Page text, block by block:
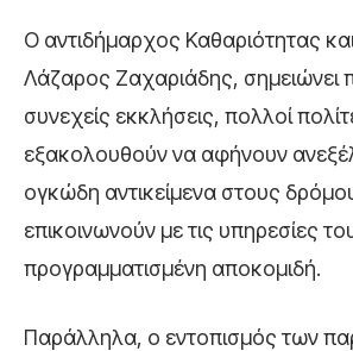
Ο αντιδήμαρχος Καθαριότητας
Λάζαρος Ζαχαριάδης, σημειώνει
συνεχείς εκκλήσεις, πολλοί
εξακολουθούν να αφήνουν
ογκώδη αντικείμενα στους
επικοινωνούν με τις υπηρεσίες
προγραμματισμένη αποκομιδή.
Παράλληλα, ο εντοπισμός των